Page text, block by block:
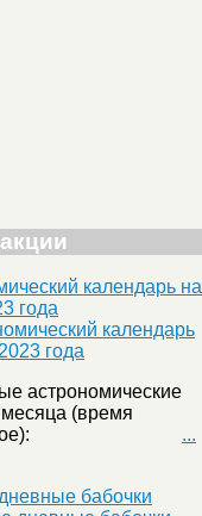
календарь на
года
астрономические
(время
...
бабочки